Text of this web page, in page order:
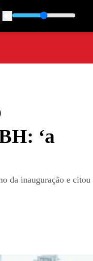
‘a
da inauguração e citou